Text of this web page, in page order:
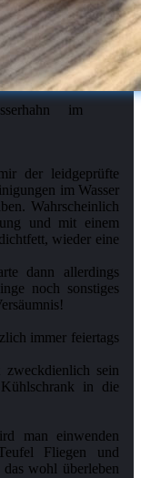
im
der leidgeprüfte
im Wasser
Wahrscheinlich
und mit einem
wieder eine
dann allerdings
noch sonstiges
immer feiertags
sein
in die
man einwenden
Fliegen und
wohl überleben